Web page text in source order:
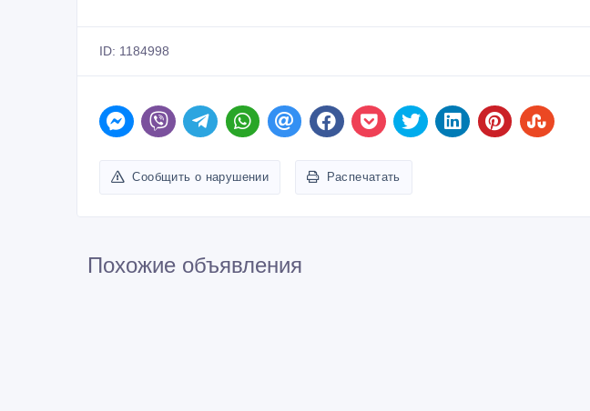
ID: 1184998
Сообщить о нарушении Распечатать
Похожие объявления